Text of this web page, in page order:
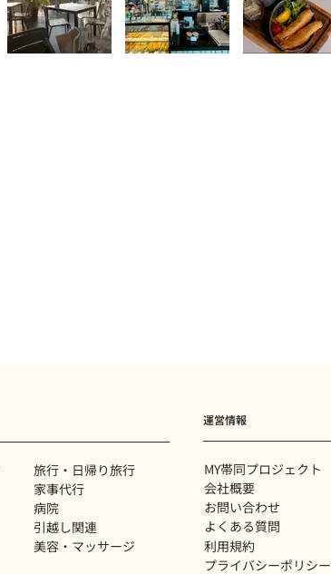
旅行・日帰り旅行
家事代行
病院
​引越し関連
美容・マッサージ
運営情報
MY帯同プロジェクト
会社概要
お問い合わせ
よくある質問
利用規約
プライバシーポリシー